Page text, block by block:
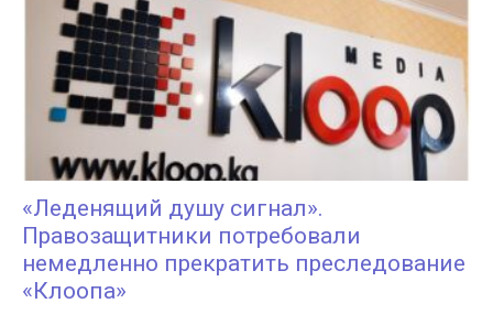
«Леденящий душу сигнал».
Правозащитники потребовали
немедленно прекратить преследование
«Клоопа»